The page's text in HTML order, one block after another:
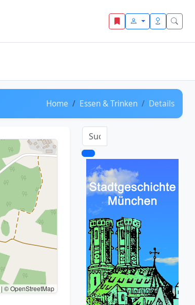
Home Essen & Trinken Details
| © OpenStreetMap